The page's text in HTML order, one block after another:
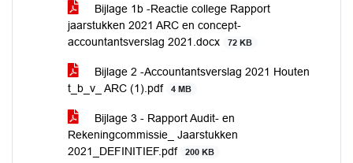
Bijlage 1b -Reactie college Rapport
jaarstukken 2021 ARC en concept-
accountantsverslag 2021.docx
72 KB
Bijlage 2 -Accountantsverslag 2021 Houten
t_b_v_ ARC (1).pdf
4 MB
Bijlage 3 - Rapport Audit- en
Rekeningcommissie_ Jaarstukken
2021_DEFINITIEF.pdf
200 KB